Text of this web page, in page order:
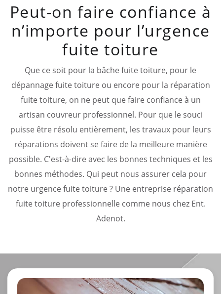
Peut-on faire confiance à
n’importe pour l’urgence
fuite toiture
Que ce soit pour la bâche fuite toiture, pour le
dépannage fuite toiture ou encore pour la réparation
fuite toiture, on ne peut que faire confiance à un
artisan couvreur professionnel. Pour que le souci
puisse être résolu entièrement, les travaux pour leurs
réparations doivent se faire de la meilleure manière
possible. C'est-à-dire avec les bonnes techniques et les
bonnes méthodes. Qui peut nous assurer cela pour
notre urgence fuite toiture ? Une entreprise réparation
fuite toiture professionnelle comme nous chez Ent.
Adenot.